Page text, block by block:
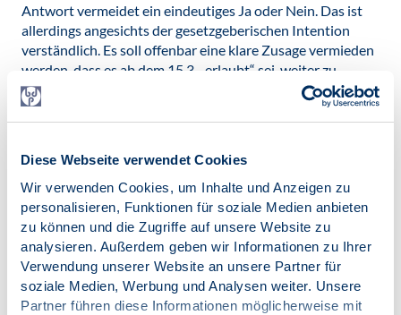
Diese Webseite verwendet Cookies
Wir verwenden Cookies, um Inhalte und Anzeigen zu
personalisieren, Funktionen für soziale Medien anbieten
zu können und die Zugriffe auf unsere Website zu
analysieren. Außerdem geben wir Informationen zu Ihrer
Verwendung unserer Website an unsere Partner für
soziale Medien, Werbung und Analysen weiter. Unsere
Partner führen diese Informationen möglicherweise mit
Antwort vermeidet ein eindeutiges Ja oder Nein. Das ist
allerdings angesichts der gesetzgeberischen Intention
verständlich. Es soll offenbar eine klare Zusage vermieden
werden, dass es ab dem 15.3. „erlaubt“ sei, weiter zu
arbeiten. Umgekehrt allerdings bedeutet die Auskunft
nach hier vertretener Interpretation, dass ein
Weiterarbeiten faktisch vorerst ohne Rechtsfolgen bleibt,
noch nicht konkret verfügt haben.
Unsicherheit bleibt also noch und von einem „Freibrief“
kann keine Rede sein. Die gesetzgeberische Aufforderung,
vollständig geimpft zu sein, war und bleibt deutlich und
kann auch nicht allein durch ohnehin gebotene weitere
Schutzmaßnahmen (Tests, Maske, Lüften) ausgeglichen
werden, nur marginal könnte das vielleicht bei der
eventuellen Bußgeldbemessung eine Rolle spielen. Derzeit